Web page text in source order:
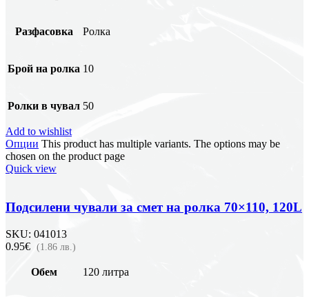
Разфасовка Ролка
Брой на ролка 10
Ролки в чувал 50
Add to wishlist
Опции This product has multiple variants. The options may be
chosen on the product page
Quick view
Подсилени чували за смет на ролка 70×110, 120L
SKU: 041013
0.95€ (1.86 лв.)
Обем 120 литра